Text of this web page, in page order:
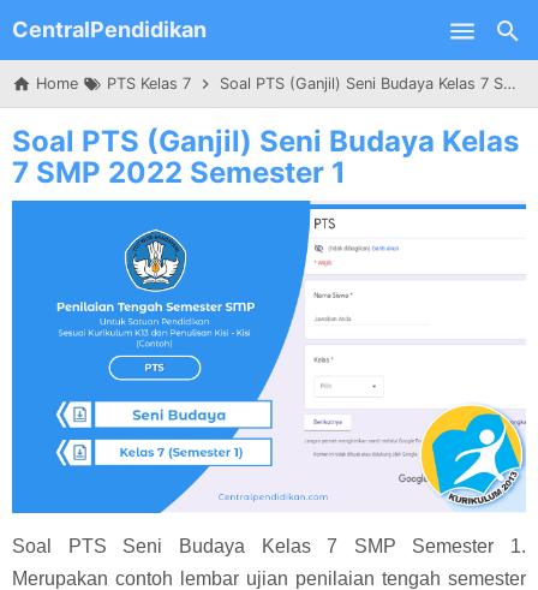
Skip to main content
CentralPendidikan
Home PTS Kelas 7 Soal PTS (Ganjil) Seni Budaya Kelas 7 SMP 2022 Semester 1
Soal PTS (Ganjil) Seni Budaya Kelas
7 SMP 2022 Semester 1
Soal PTS Seni Budaya Kelas 7 SMP Semester 1.
Merupakan contoh lembar ujian penilaian tengah semester